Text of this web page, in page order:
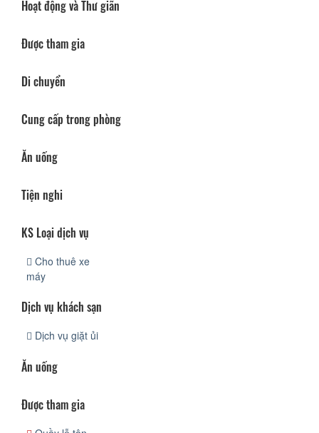
Hoạt động và Thư giãn
Được tham gia
Di chuyển
Cung cấp trong phòng
Ăn uống
Tiện nghi
KS Loại dịch vụ
Cho thuê xe
máy
Dịch vụ khách sạn
Dịch vụ giặt ủi
Ăn uống
Được tham gia